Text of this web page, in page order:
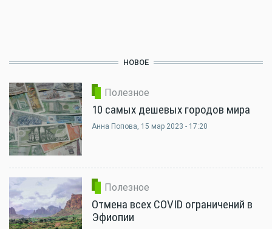
НОВОЕ
Полезное
10 самых дешевых городов мира
Анна Попова, 15 мар 2023 - 17:20
Полезное
Отмена всех COVID ограничений в
Эфиопии